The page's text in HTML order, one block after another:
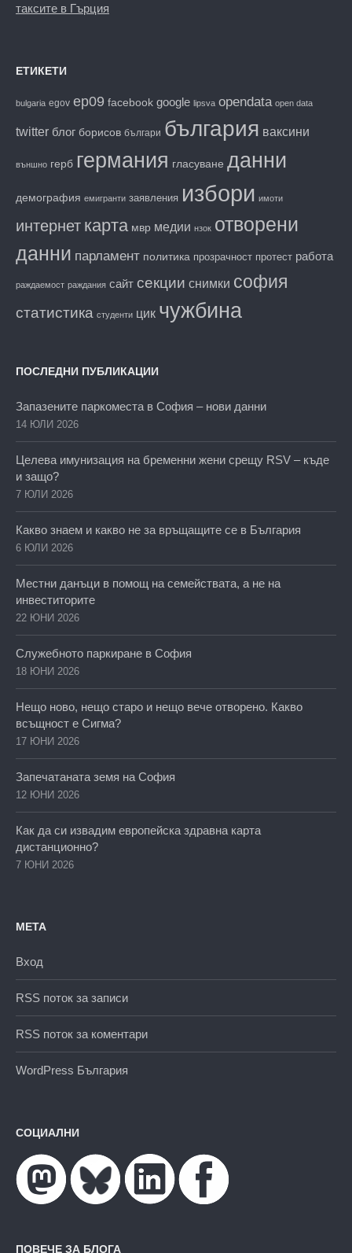
таксите в Гърция
ЕТИКЕТИ
bulgaria egov ep09 facebook google lipsva opendata open data
twitter блог борисов българи българия ваксини
външно герб германия гласуване данни
демография емигранти заявления избори имоти
интернет карта мвр медии нзок отворени
данни парламент политика прозрачност протест работа
раждаемост раждания сайт секции снимки софия
статистика студенти цик чужбина
ПОСЛЕДНИ ПУБЛИКАЦИИ
Запазените паркоместа в София – нови данни
14 ЮЛИ 2026
Целева имунизация на бременни жени срещу RSV – къде
и защо?
7 ЮЛИ 2026
Какво знаем и какво не за връщащите се в България
6 ЮЛИ 2026
Местни данъци в помощ на семействата, а не на
инвеститорите
22 ЮНИ 2026
Служебното паркиране в София
18 ЮНИ 2026
Нещо ново, нещо старо и нещо вече отворено. Какво
всъщност е Сигма?
17 ЮНИ 2026
Запечатаната земя на София
12 ЮНИ 2026
Как да си извадим европейска здравна карта
дистанционно?
7 ЮНИ 2026
МЕТА
Вход
RSS поток за записи
RSS поток за коментари
WordPress България
СОЦИАЛНИ
ПОВЕЧЕ ЗА БЛОГА